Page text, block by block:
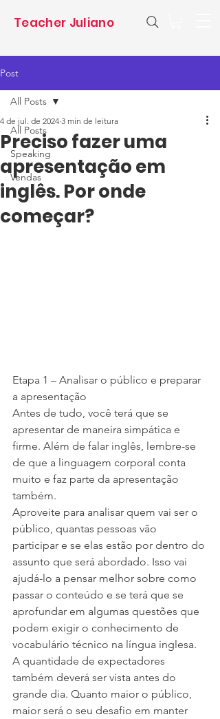
Teacher Juliano
Post
All Posts
Speaking
Vendas
All Posts
Preciso fazer uma
apresentação em
inglês. Por onde
começar?
4 de jul. de 2024 3 min de leitura
Etapa 1 – Analisar o público e preparar
a apresentação
Antes de tudo, você terá que se
apresentar de maneira simpática e
firme. Além de falar inglês, lembre-se
de que a linguagem corporal conta
muito e faz parte da apresentação
também.
Aproveite para analisar quem vai ser o
público, quantas pessoas vão
participar e se elas estão por dentro do
assunto que será abordado. Isso vai
ajudá-lo a pensar melhor sobre como
passar o conteúdo e se terá que se
aprofundar em algumas questões que
podem exigir o conhecimento de
vocabulário técnico na língua inglesa.
A quantidade de expectadores
também deverá ser vista antes do
grande dia. Quanto maior o público,
maior será o seu desafio em manter